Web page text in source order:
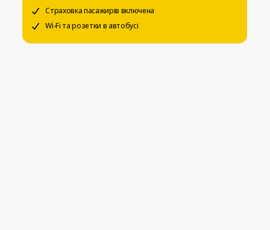
Чернігів
Автостанція
Страховка пасажирів включена
Wi-Fi та розетки в автобусі